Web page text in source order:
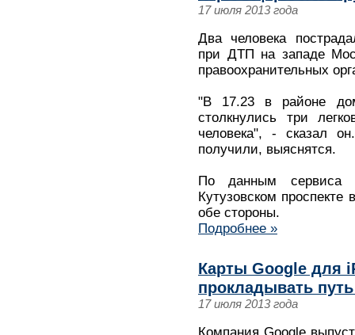
17 июля 2013 года
Два человека
при ДТП на западе
правоохранительных
"В 17.23 в районе
столкнулись три
человека", - сказал
получили, выяснятся.
По данным сервиса
Кутузовском
обе стороны.
Подробнее »
Карты Google для
прокладывать
17 июля 2013 года